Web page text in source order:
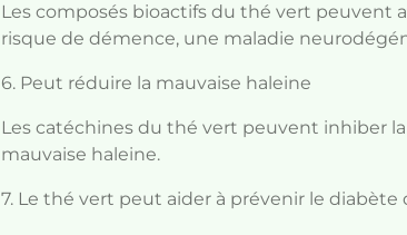
Les composés bioactifs du thé vert peuvent
risque de démence, une maladie
6. Peut réduire la mauvaise haleine
Les catéchines du thé vert peuvent inhiber
mauvaise haleine.
7. Le thé vert peut aider à prévenir le diabète